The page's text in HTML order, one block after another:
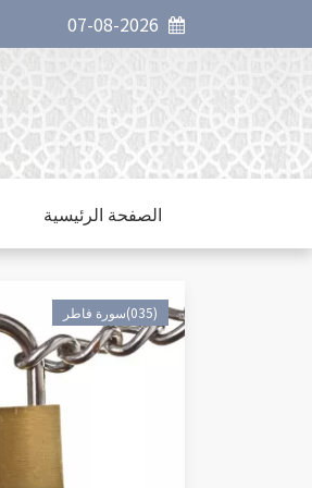
الصفحة الرئيسية
(035)سورة فاطر